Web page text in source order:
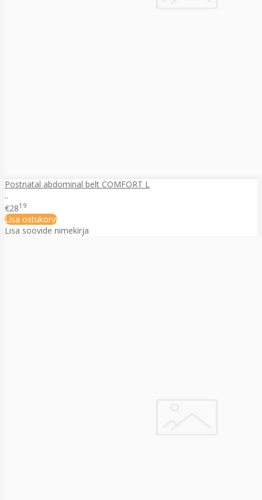
Postnatal abdominal belt COMFORT L
..
€2819
Lisa ostukorvi
Lisa soovide nimekirja